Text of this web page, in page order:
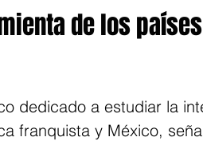
de los países
dedicado a estudiar la
franquista y México,